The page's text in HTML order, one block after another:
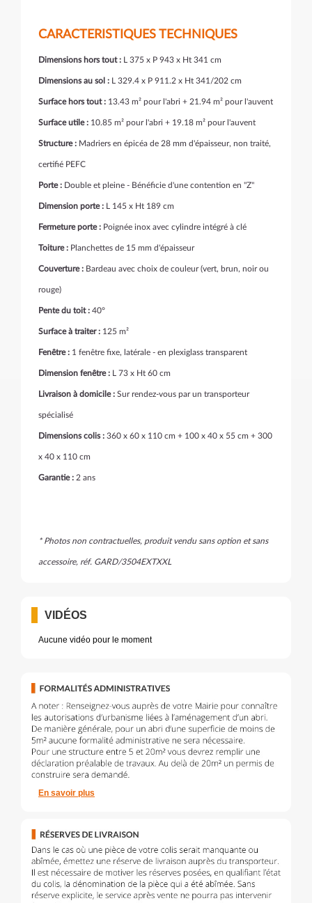
CARACTERISTIQUES TECHNIQUES
Dimensions hors tout : L 375 x P 943 x Ht 341 cm
Dimensions au sol : L 329.4 x P 911.2 x Ht 341/202 cm
Surface hors tout : 13.43 m² pour l'abri + 21.94 m² pour l'auvent
Surface utile : 10.85 m² pour l'abri + 19.18 m² pour l'auvent
Structure : Madriers en épicéa de 28 mm d'épaisseur, non traité,
certifié PEFC
Porte : Double et pleine - Bénéficie d'une contention en "Z"
Dimension porte : L 145 x Ht 189 cm
Fermeture porte : Poignée inox avec cylindre intégré à clé
Toiture : Planchettes de 15 mm d'épaisseur
Couverture : Bardeau avec choix de couleur (vert, brun, noir ou
rouge)
Pente du toit : 40°
Surface à traiter : 125 m²
Fenêtre : 1 fenêtre fixe, latérale - en plexiglass transparent
Dimension fenêtre : L 73 x Ht 60 cm
Livraison à domicile : Sur rendez-vous par un transporteur
spécialisé
Dimensions colis : 360 x 60 x 110 cm + 100 x 40 x 55 cm + 300
x 40 x 110 cm
Garantie : 2 ans
* Photos non contractuelles, produit vendu sans option et sans
accessoire, réf. GARD/3504EXTXXL
VIDÉOS
Aucune vidéo pour le moment
En savoir plus